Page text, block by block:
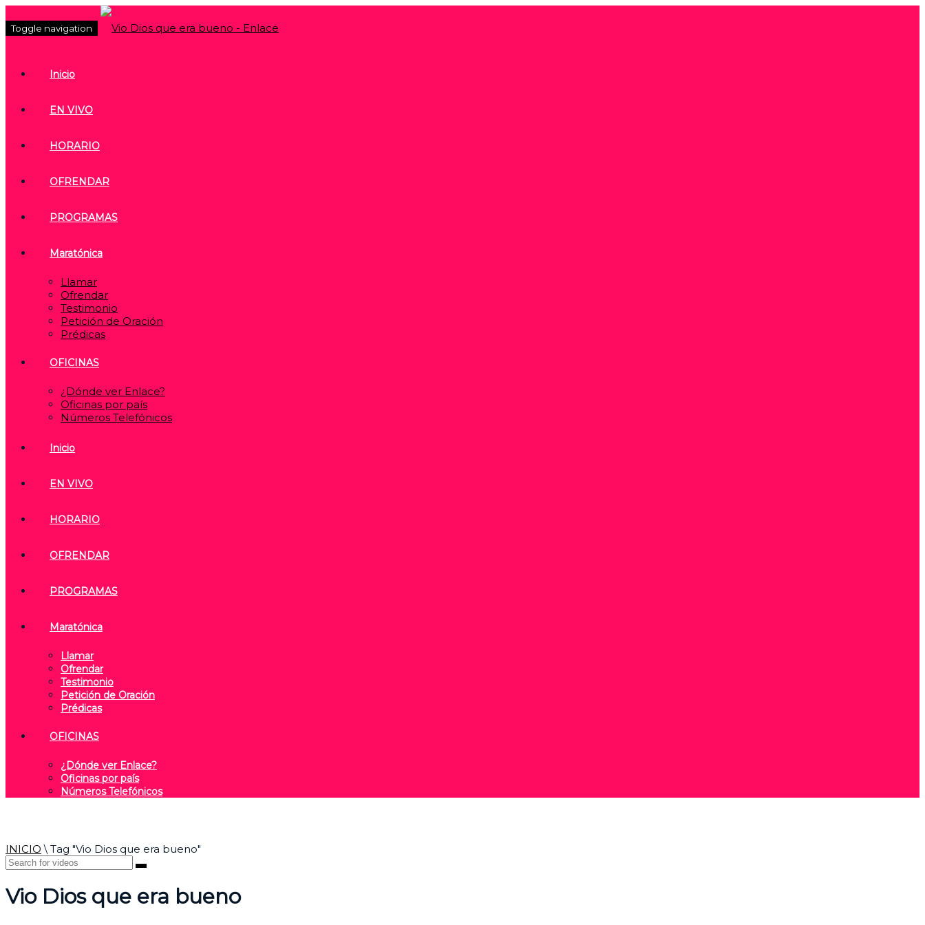
Toggle navigation
Inicio
EN VIVO
HORARIO
OFRENDAR
PROGRAMAS
Maratónica
Llamar
Ofrendar
Testimonio
Petición de Oración
Prédicas
OFICINAS
¿Dónde ver Enlace?
Oficinas por país
Números Telefónicos
Inicio
EN VIVO
HORARIO
OFRENDAR
PROGRAMAS
Maratónica
Llamar
Ofrendar
Testimonio
Petición de Oración
Prédicas
OFICINAS
¿Dónde ver Enlace?
Oficinas por país
Números Telefónicos
INICIO \ Tag "Vio Dios que era bueno"
Vio Dios que era bueno